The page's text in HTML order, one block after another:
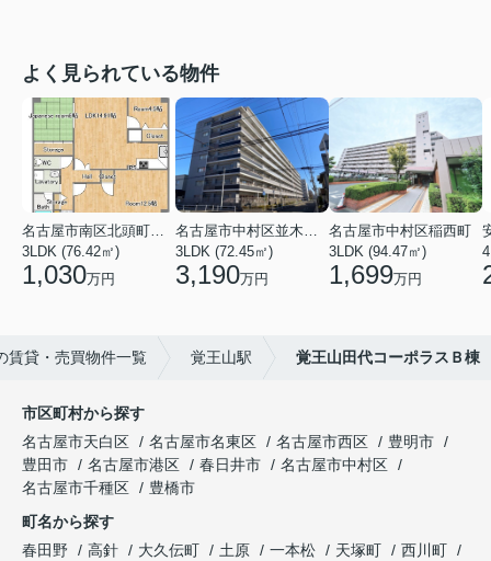
よく見られている物件
名古屋市南区北頭町３丁目
3LDK (76.42㎡)
1,030万円
名古屋市中村区並木２丁目
3LDK (72.45㎡)
3,190万円
名古屋市中村区稲西町
3LDK (94.47㎡)
1,699万円
賃貸・売買物件一覧 覚王山駅 覚王山田代コーポラスＢ棟
市区町村から探す
名古屋市天白区
名古屋市名東区 名古屋市西区
豊明市
豊田市
名古屋市港区 春日井市
名古屋市中村区
名古屋市千種区
豊橋市
町名から探す
春田野
高針 大久伝町 土原 一本松 天塚町
西川町